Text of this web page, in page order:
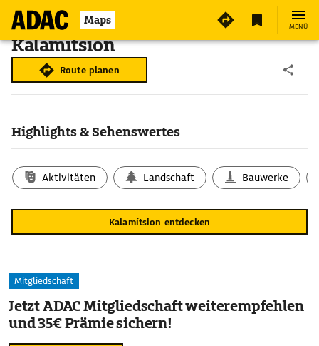
Maps MENÜ
Kalamítsion
Route planen
Highlights & Sehenswertes
Aktivitäten Landschaft Bauwerke
Kalamítsion entdecken
Mitgliedschaft
Jetzt ADAC Mitgliedschaft weiterempfehlen
und 35€ Prämie sichern!